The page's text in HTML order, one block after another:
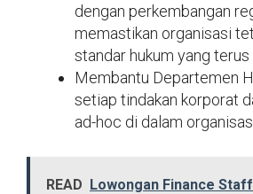
dengan perkembangan
memastikan organisasi
standar hukum yang terus
Membantu Departemen
setiap tindakan korporat
ad-hoc di dalam
READ Lowongan Finance